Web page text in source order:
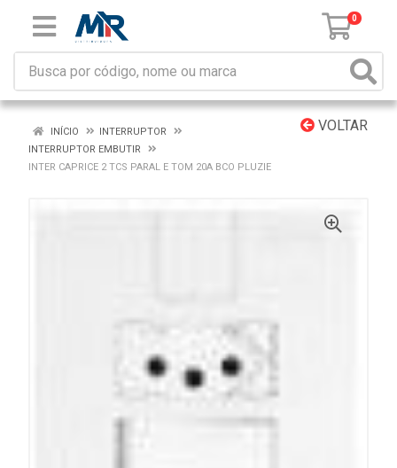
0
VOLTAR
INÍCIO
INTERRUPTOR
INTERRUPTOR EMBUTIR
INTER CAPRICE 2 TCS PARAL E TOM 20A BCO PLUZIE